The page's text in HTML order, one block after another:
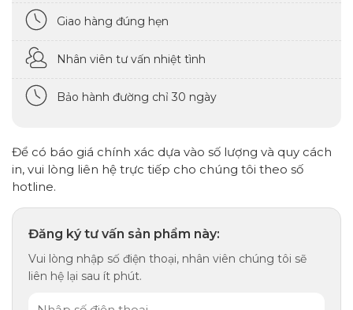
Giao hàng đúng hẹn
Nhân viên tư vấn nhiệt tình
Bảo hành đường chỉ 30 ngày
Để có báo giá chính xác dựa vào số lượng và quy cách
in, vui lòng liên hệ trực tiếp cho chúng tôi theo số
hotline.
Đăng ký tư vấn sản phẩm này:
Vui lòng nhập số điện thoại, nhân viên chúng tôi sẽ
liên hệ lại sau ít phút.